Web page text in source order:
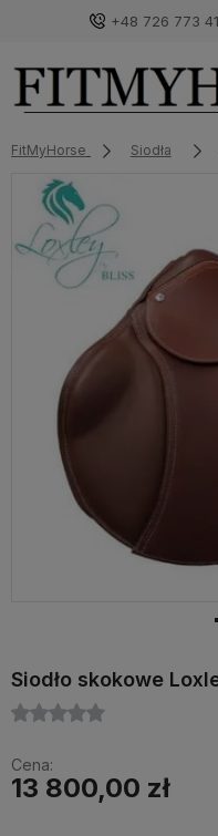
+48 726 773
FitMyHorse Siodła
Siodło skokowe
Cena:
13 800,00 zł